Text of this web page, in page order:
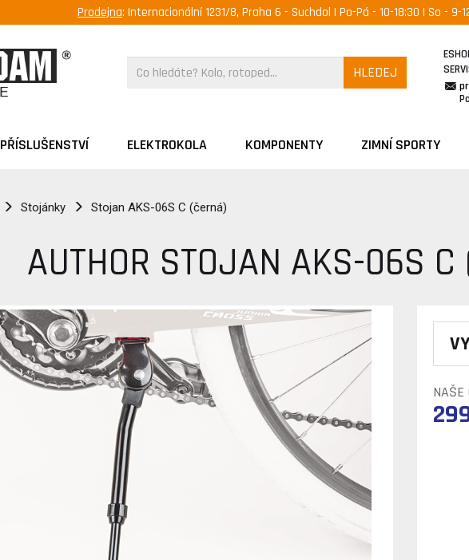
Prodejna: Internacionální 1231/8, Praha 6 - Suchdol | Po-Pá - 10-18:30 | So - 9-
HLEDEJ
PŘÍSLUŠENSTVÍ ELEKTROKOLA KOMPONENTY ZIMNÍ SPORTY
Stojánky Stojan AKS-06S C (černá)
AUTHOR STOJAN AKS-06S C
NAŠE